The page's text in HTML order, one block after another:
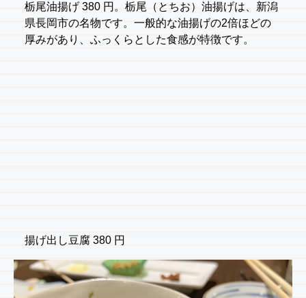
栃尾油揚げ 380 円。栃尾（とちお）油揚げは、新潟
県長岡市の名物です。一般的な油揚げの2倍ほどの
厚みがあり、ふっくらとした食感が特徴です。
揚げ出し豆腐 380 円